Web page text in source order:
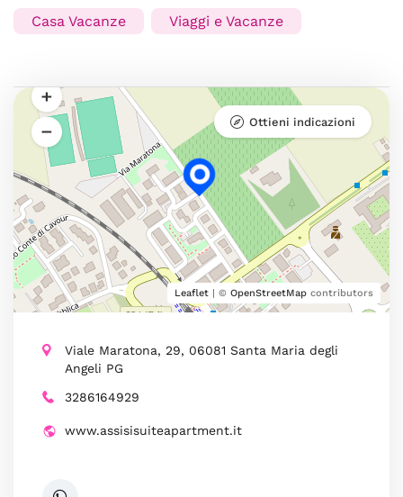
Casa Vacanze Viaggi e Vacanze
Leaflet | © OpenStreetMap contributors
Ottieni indicazioni
Viale Maratona, 29, 06081 Santa Maria degli
Angeli PG
3286164929
www.assisisuiteapartment.it